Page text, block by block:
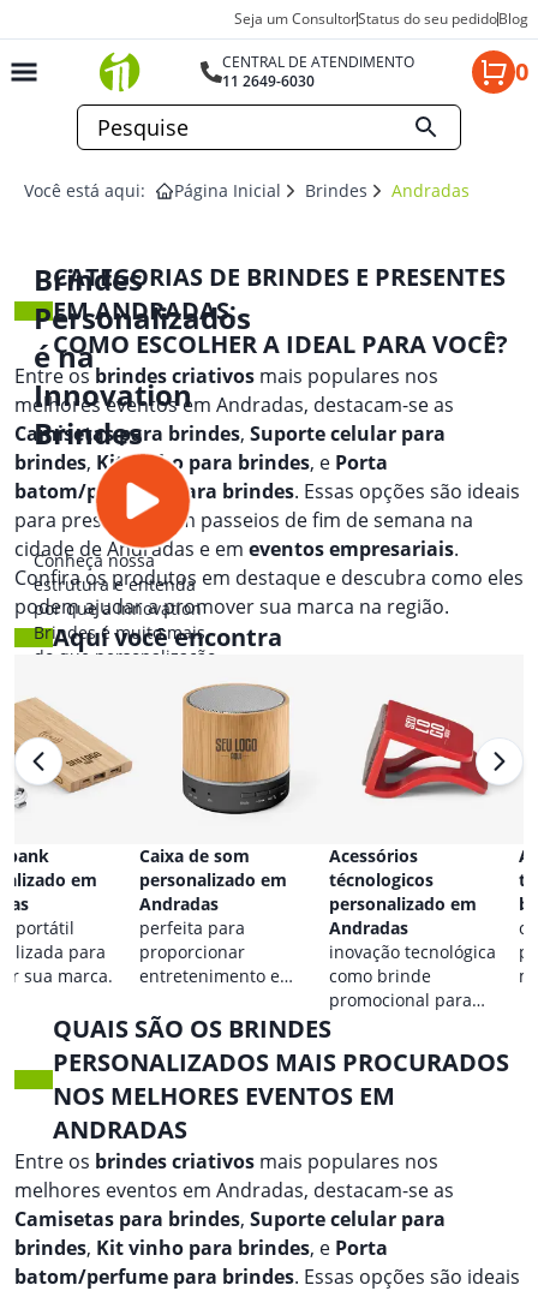
Seja um ConsultorStatus do seu pedidoBlog
CENTRAL DE ATENDIMENTO
11 2649-6030
0
Você está aqui: Página Inicial Brindes Andradas
Brindes
Personalizados
é na
Innovation
Brindes
Conheça nossa
estrutura e entenda
por que a Innovation
Brindes é muito mais
do que personalização.
CATEGORIAS DE BRINDES E PRESENTES
EM ANDRADAS:
COMO ESCOLHER A IDEAL PARA VOCÊ?
Entre osbrindes criativos mais populares nos
melhores eventos em Andradas, destacam-se as
Camisetas para brindes, Suporte celular para
brindes, Kit vinho para brindes, e Porta
batom/perfume para brindes. Essas opções são ideais
para presentear em passeios de fim de semana na
cidade de Andradas e em eventos empresariais.
Confira os produtos em destaque e descubra como eles
podem ajudar a promover sua marca na região.
Aqui você encontra
bank
em
portátil
para
sua marca.
Caixa de som
personalizado em
Andradas
perfeita para
proporcionar
entretenimento e
qualquer ocasião.
Acessórios
técnologicos
personalizado em
Andradas
inovação tecnológica
como brinde
promocional para
eventos.
QUAIS SÃO OS BRINDES
PERSONALIZADOS MAIS PROCURADOS
NOS MELHORES EVENTOS EM
ANDRADAS
Entre os brindes criativos mais populares nos
melhores eventos em Andradas, destacam-se as
Camisetas para brindes, Suporte celular para
brindes, Kit vinho para brindes, e Porta
batom/perfume para brindes. Essas opções são ideais